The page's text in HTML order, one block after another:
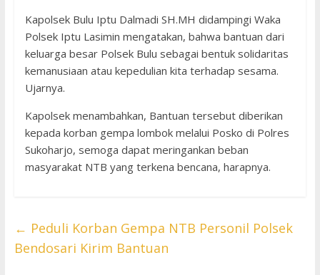
Kapolsek Bulu Iptu Dalmadi SH.MH didampingi Waka
Polsek Iptu Lasimin mengatakan, bahwa bantuan dari
keluarga besar Polsek Bulu sebagai bentuk solidaritas
kemanusiaan atau kepedulian kita terhadap sesama.
Ujarnya.
Kapolsek menambahkan, Bantuan tersebut diberikan
kepada korban gempa lombok melalui Posko di Polres
Sukoharjo, semoga dapat meringankan beban
masyarakat NTB yang terkena bencana, harapnya.
← Peduli Korban Gempa NTB Personil Polsek
Bendosari Kirim Bantuan